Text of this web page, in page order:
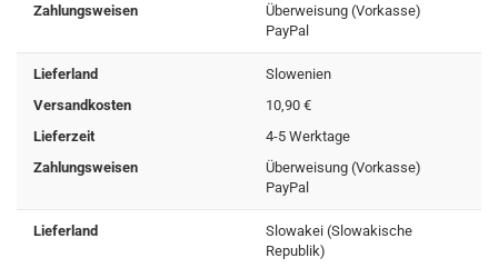
Zahlungsweisen
Überweisung (Vorkasse)
PayPal
Lieferland
Slowenien
Versandkosten
10,90 €
Lieferzeit
4-5 Werktage
Zahlungsweisen
Überweisung (Vorkasse)
PayPal
Lieferland
Slowakei (Slowakische
Republik)